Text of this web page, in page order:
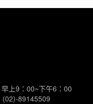
上9：00~下午6：00
(02)-89145509